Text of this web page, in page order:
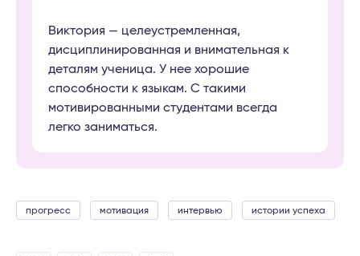
Виктория — целеустремленная,
дисциплинированная и внимательная к
деталям ученица. У нее хорошие
способности к языкам. С такими
мотивированными студентами всегда
легко заниматься.
прогресс мотивация интервью истории успеха